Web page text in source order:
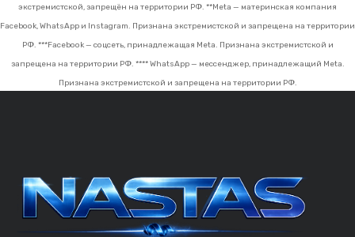
экстремистской, запрещён на территории РФ. **Meta — материнская компания
Facebook, WhatsApp и Instagram. Признана экстремистской и запрещена на территории
РФ. ***Facebook — соцсеть, принадлежащая Meta. Признана экстремистской и
запрещена на территории РФ. **** WhatsApp — мессенджер, принадлежащий Meta.
Признана экстремистской и запрещена на территории РФ.